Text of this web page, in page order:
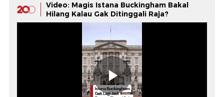
Video: Magis Istana Buckingham Bakal
Hilang Kalau Gak Ditinggali Raja?